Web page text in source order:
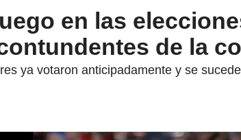
en las
de la
ya votaron anticipadamente y se